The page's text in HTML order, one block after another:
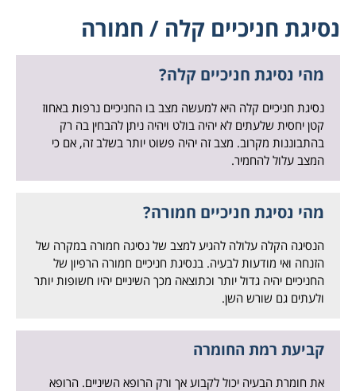
נסיגת חניכיים קלה / חמורה
מהי נסיגת חניכיים קלה?
נסיגת חניכיים קלה היא למעשה מצב בו החניכיים נרפות באחוז
קטן יחסית שלעתים לא יהיה בולט ויהיה ניתן להבחין בה רק
בהתבוננות מקרוב. מצב זה יהיה פשוט יותר בשלב זה, אם כי
המצב עלול להחמיר.
מהי נסיגת חניכיים חמורה?
הנסיגה הקלה עלולה להגיע למצב של נסיגה חמורה במקרה של
הזנחה ואי מודעות לבעיה. בנסיגת חניכיים חמורה הרפיון של
החניכיים יהיה גדול יותר וכתוצאה מכך השיניים יהיו חשופות יותר
ולעתים גם שורש השן.
קביעת רמת החומרה
את חומרת הבעיה יכול לקבוע אך ורק הרופא השיניים. הרופא